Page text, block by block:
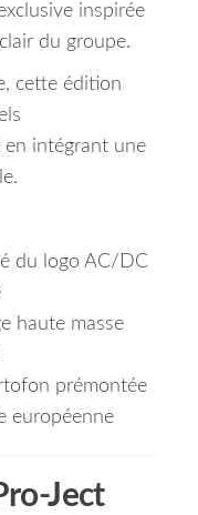
inspirée
du groupe.
cette édition
en intégrant une
du logo AC/DC
haute masse
prémontée
européenne
Ject